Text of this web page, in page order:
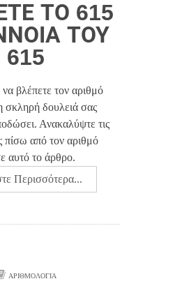
ΤΟ 615
ΤΟΥ
615
βλέπετε τον αριθμό
σκληρή δουλειά σας
Ανακαλύψτε τις
πίσω από τον αριθμό
αυτό το άρθρο.
Περισσότερα...
ΑΡΙΘΜΟΛΟΓΊΑ